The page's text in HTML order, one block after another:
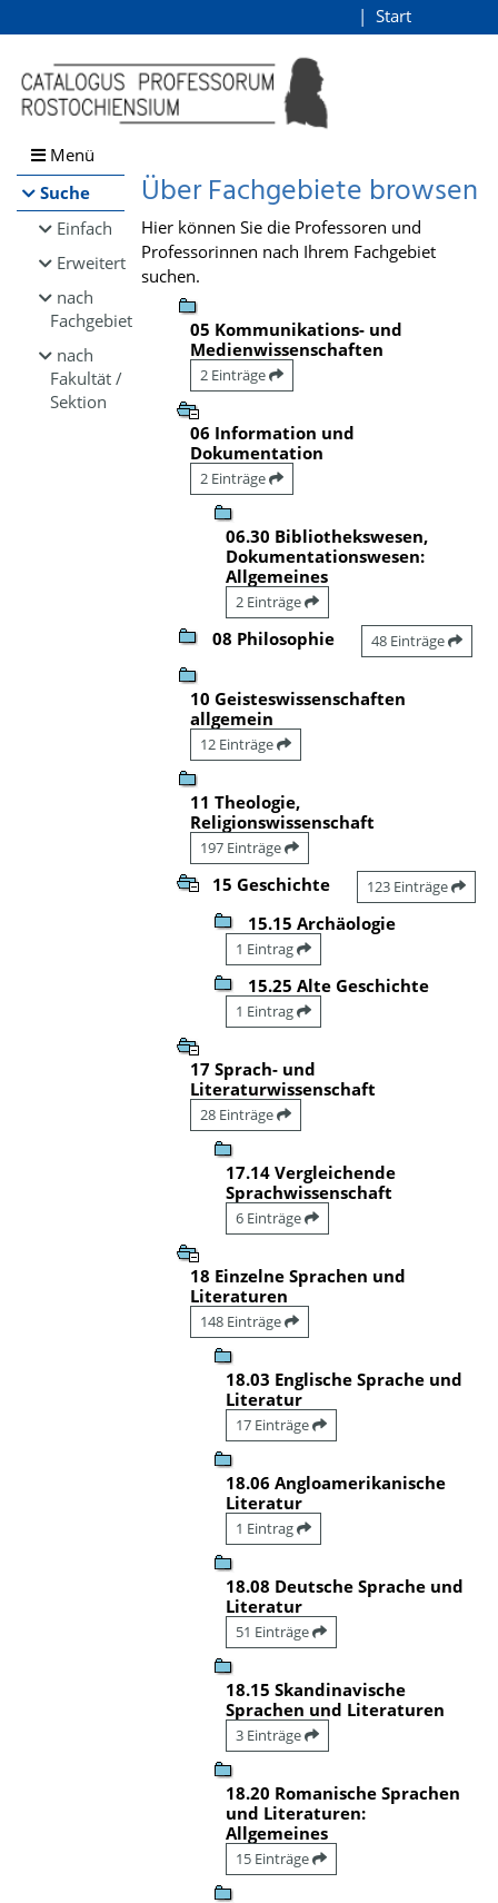
Browsen
direkt zum Inhalt
Start
Menü
Suche
Einfach
Erweitert
nach
Fachgebiet
nach
Fakultät /
Sektion
Über Fachgebiete browsen
Hier können Sie die Professoren und
Professorinnen nach Ihrem Fachgebiet
suchen.
05 Kommunikations- und
Medienwissenschaften
2 Einträge
06 Information und
Dokumentation
2 Einträge
06.30 Bibliothekswesen,
Dokumentationswesen:
Allgemeines
2 Einträge
08 Philosophie 48 Einträge
10 Geisteswissenschaften
allgemein
12 Einträge
11 Theologie,
Religionswissenschaft
197 Einträge
15 Geschichte 123 Einträge
15.15 Archäologie
1 Eintrag
15.25 Alte Geschichte
1 Eintrag
17 Sprach- und
Literaturwissenschaft
28 Einträge
17.14 Vergleichende
Sprachwissenschaft
6 Einträge
18 Einzelne Sprachen und
Literaturen
148 Einträge
18.03 Englische Sprache und
Literatur
17 Einträge
18.06 Angloamerikanische
Literatur
1 Eintrag
18.08 Deutsche Sprache und
Literatur
51 Einträge
18.15 Skandinavische
Sprachen und Literaturen
3 Einträge
18.20 Romanische Sprachen
und Literaturen:
Allgemeines
15 Einträge